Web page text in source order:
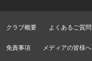
クラブ概要 よくあるご質問
免責事項 メディアの皆様へ